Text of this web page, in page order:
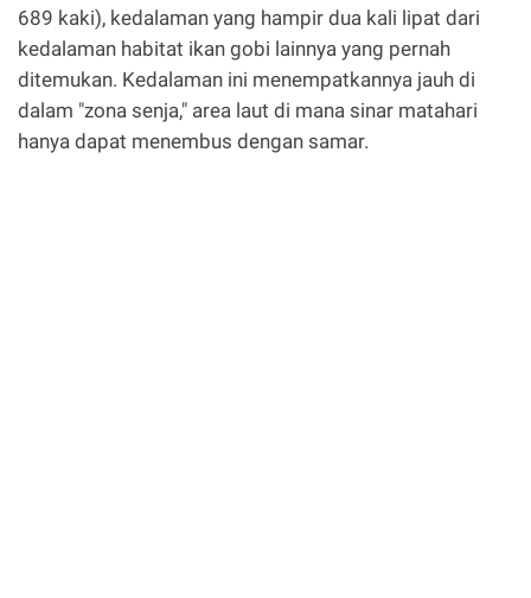
689 kaki), kedalaman yang hampir dua kali lipat dari
kedalaman habitat ikan gobi lainnya yang pernah
ditemukan. Kedalaman ini menempatkannya jauh di
dalam "zona senja," area laut di mana sinar matahari
hanya dapat menembus dengan samar.